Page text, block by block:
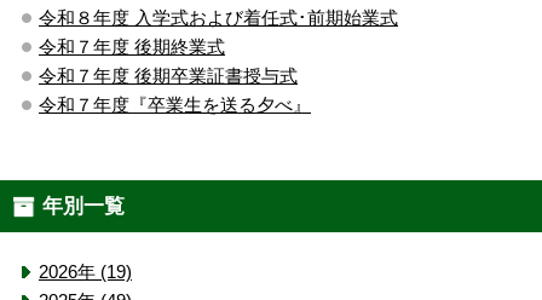
令和８年度 入学式および着任式･前期始業式
令和７年度 後期終業式
令和７年度 後期卒業証書授与式
令和７年度『卒業生を送る夕べ』
年別一覧
2026年 (19)